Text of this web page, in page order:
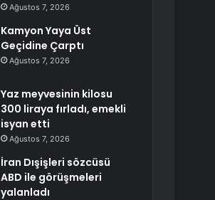
Ağustos 7, 2026
Kamyon Yaya Üst
Geçidine Çarptı
Ağustos 7, 2026
Yaz meyvesinin kilosu
300 liraya fırladı, emekli
isyan etti
Ağustos 7, 2026
İran Dışişleri sözcüsü
ABD ile görüşmeleri
yalanladı